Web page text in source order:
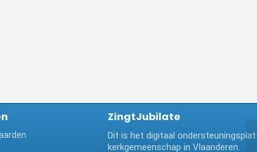
ZingtJubilate
Dit is het digitaal
kerkgemeenschap in Vlaanderen.